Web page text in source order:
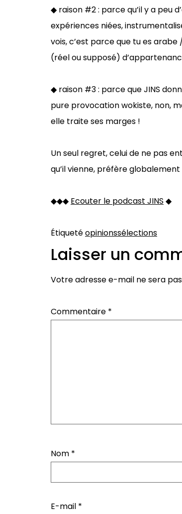
◆ raison #2 : parce qu’il y a peu
expériences niées,
vois, c’est parce que tu es
(réel ou supposé)
◆ raison #3 : parce que JINS
pure provocation wokiste, non,
elle traite ses marges !
Un seul regret, celui de ne pas
qu’il vienne, préfère
◆◆◆ Ecouter le podcast JINS ◆
Étiquetéopinionssélections
Laisser un
Votre adresse e-mail ne sera
Commentaire *
Nom *
E-mail *